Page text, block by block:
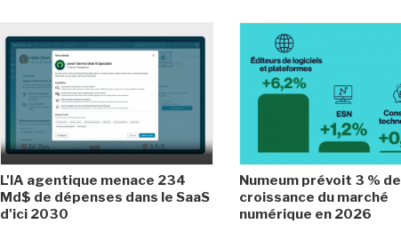
L'IA agentique menace 234
Md$ de dépenses dans le SaaS
d'ici 2030
Numeum prévoit 3 % de
croissance du marché
numérique en 2026